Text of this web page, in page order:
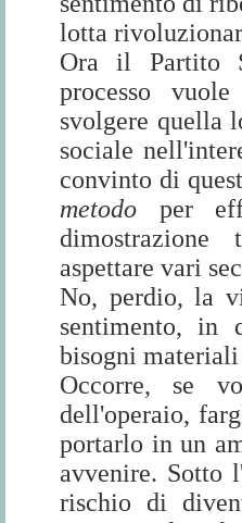
lotta
Ora il Partito
processo
svolgere quella
sociale
convinto di
metodo per
aspettare vari
No, perdio, la
sentimento, in
bisogni
Occorre, se
dell'operaio,
portarlo in un
avvenire. Sotto
rischio di